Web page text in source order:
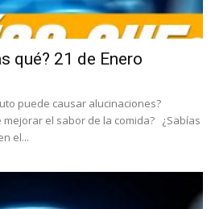
qué? 21 de Enero
puede causar alucinaciones?
mejorar el sabor de la comida? ¿Sabías
el...